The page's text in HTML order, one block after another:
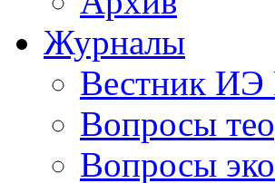
Журналы
Вестник
Вопросы
Вопросы